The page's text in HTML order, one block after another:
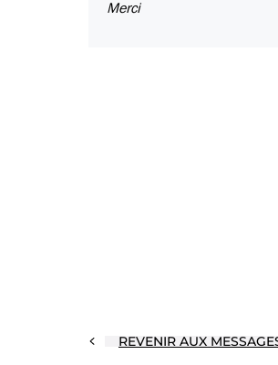
Merci
REVENIR AUX